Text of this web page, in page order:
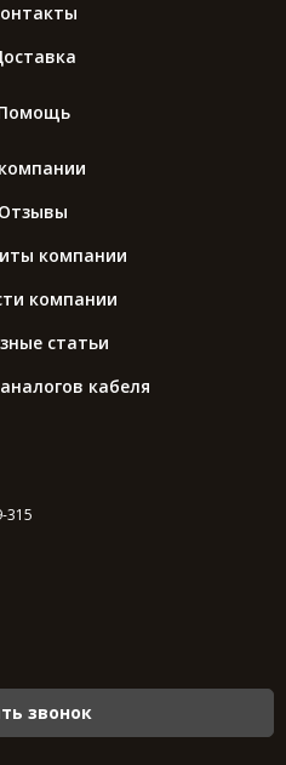
Отзывы
компании
компании
статьи
кабеля
315
звонок